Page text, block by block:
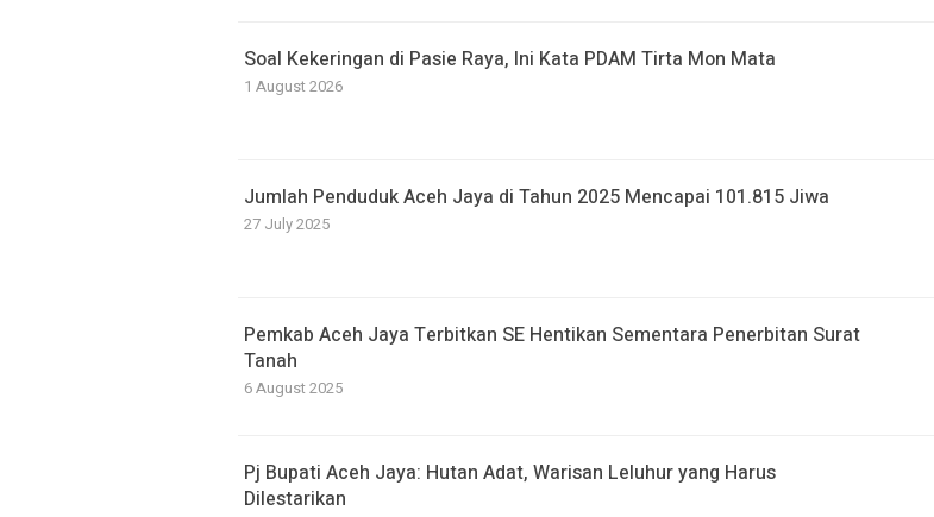
Soal Kekeringan di Pasie Raya, Ini Kata PDAM Tirta Mon Mata
1 August 2026
Jumlah Penduduk Aceh Jaya di Tahun 2025 Mencapai 101.815 Jiwa
27 July 2025
Pemkab Aceh Jaya Terbitkan SE Hentikan Sementara Penerbitan Surat
Tanah
6 August 2025
Pj Bupati Aceh Jaya: Hutan Adat, Warisan Leluhur yang Harus
Dilestarikan